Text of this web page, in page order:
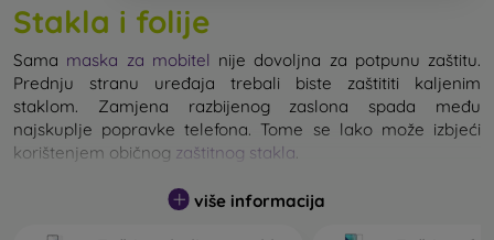
Stakla i folije
Sama maska za mobitel nije dovoljna za potpunu zaštitu.
Prednju stranu uređaja trebali biste zaštititi kaljenim
staklom. Zamjena razbijenog zaslona spada među
najskuplje popravke telefona. Tome se lako može izbjeći
korištenjem običnog zaštitnog stakla
Nerazbijivo staklo za mobitel ne postoji, ali u većini slučajeva
više informacija